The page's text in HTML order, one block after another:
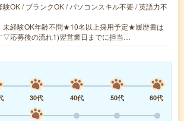
験OK / ブランクOK / パソコンスキル不要 / 英語力不
未経験OK年齢不問★10名以上採用予定★履歴書は
▽応募後の流れ1)翌営業日までに担当…
30代 40代 50代
60代